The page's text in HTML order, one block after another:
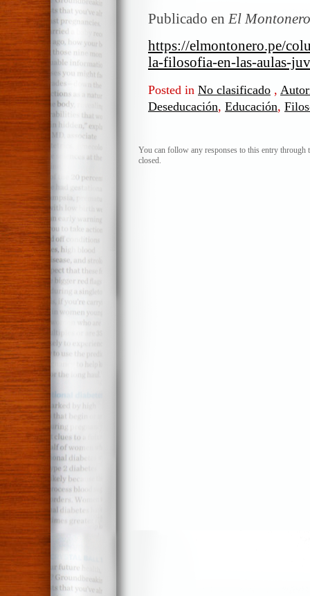
Publicado en El
https://elmontonero.pe/
la-filosofia-en-las-aulas-
Posted in No clasificado ,
Deseducación, Educación,
You can follow any responses to this entry through
closed.